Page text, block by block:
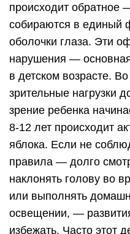
происходит обратное
собираются в единый
оболочки глаза. Эти
нарушения —
в детском возрасте.
зрительные нагрузки
зрение ребенка
8-12 лет происходит
яблока. Если не
правила — долго
наклонять голову во
или выполнять
освещении, —
избежать. Часто этот